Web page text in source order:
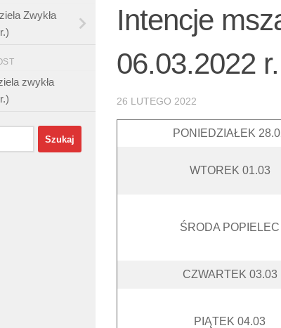
Intencje
06.03.2022 r.
26 LUTEGO 2022
PONIEDZIAŁEK
WTOREK 01.03
ŚRODA POPIELEC
CZWARTEK 03.03
PIĄTEK 04.03
Zwykła
zwykła